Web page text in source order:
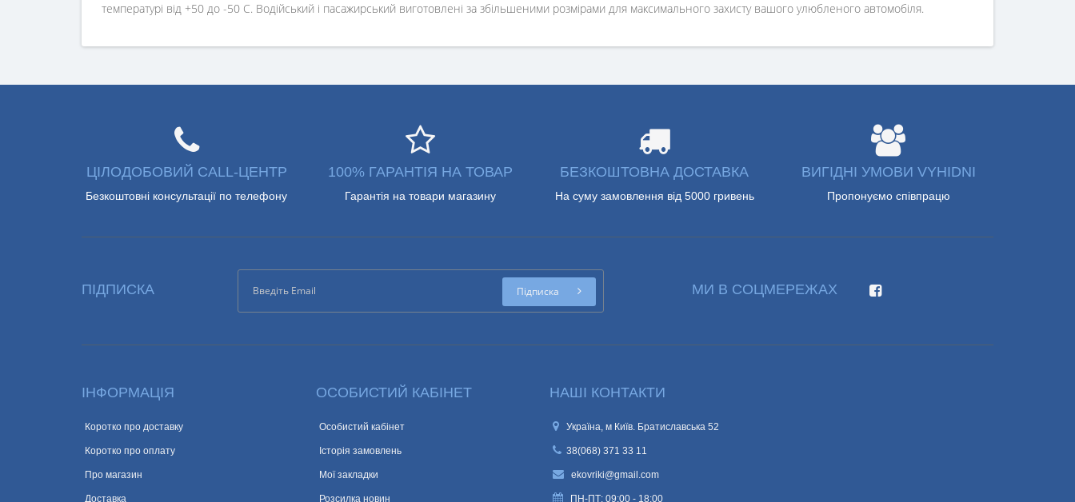
температурі від +50 до -50 С. Водійський і пасажирський виготовлені за збільшеними розмірами для максимального захисту вашого улюбленого автомобіля.
ЦІЛОДОБОВИЙ CALL-ЦЕНТР
Безкоштовні консультації по телефону
100% ГАРАНТІЯ НА ТОВАР
Гарантія на товари магазину
БЕЗКОШТОВНА ДОСТАВКА
На суму замовлення від 5000 гривень
ВИГІДНІ УМОВИ VYHIDNI
Пропонуємо співпрацю
ПІДПИСКА Підписка МИ В СОЦМЕРЕЖАХ
ІНФОРМАЦІЯ
Коротко про доставку
Коротко про оплату
Про магазин
Доставка
ОСОБИСТИЙ КАБІНЕТ
Особистий кабінет
Історія замовлень
Мої закладки
Розсилка новин
НАШІ КОНТАКТИ
Україна, м Київ. Братиславська 52
38(068) 371 33 11
ekovriki@gmail.com
ПН-ПТ: 09:00 - 18:00